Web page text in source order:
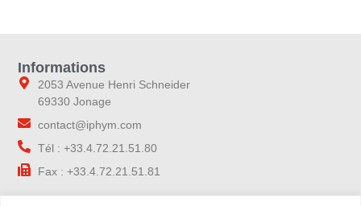
Informations
2053 Avenue Henri Schneider
69330 Jonage
contact@iphym.com
Tél : +33.4.72.21.51.80
Fax : +33.4.72.21.51.81